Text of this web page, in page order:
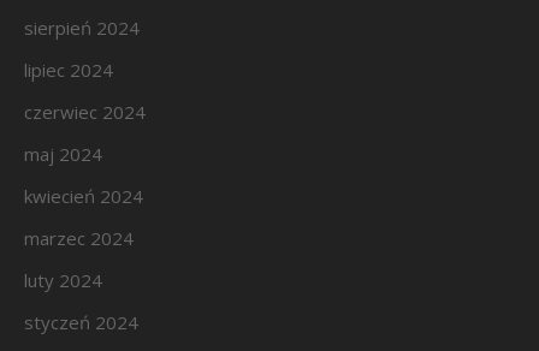
sierpień 2024
lipiec 2024
czerwiec 2024
maj 2024
kwiecień 2024
marzec 2024
luty 2024
styczeń 2024